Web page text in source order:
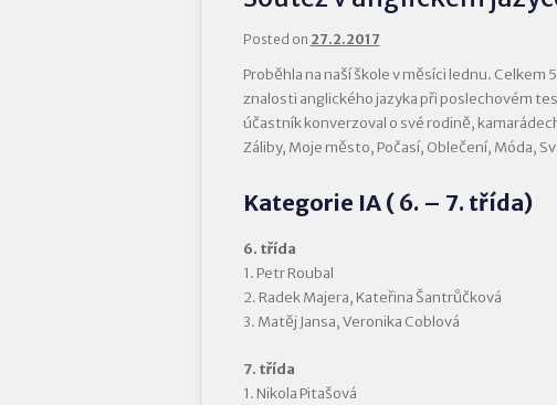
Posted on 27.2.2017
Proběhla na naší škole v měsíci lednu.
znalosti anglického jazyka při poslechovém
účastník konverzoval o své rodině,
Záliby, Moje město, Počasí, Oblečení, Móda,
Kategorie IA ( 6. – 7. třída)
6. třída
1. Petr Roubal
2. Radek Majera, Kateřina Šantrůčková
3. Matěj Jansa, Veronika Coblová
7. třída
1. Nikola Pitašová